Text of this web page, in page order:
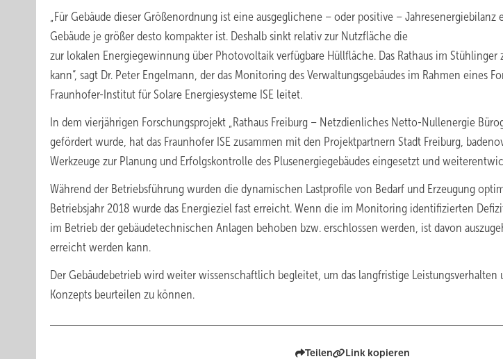
„Für Gebäude dieser Größenordnung ist eine ausgeglichene – oder positive – Jahresenergiebilanz
Gebäude je größer desto kompakter ist. Deshalb sinkt relativ zur Nutzfläche die
zur lokalen Energiegewinnung über Photovoltaik verfügbare Hüllfläche. Das Rathaus im Stühlinger
kann“, sagt Dr. Peter Engelmann, der das Monitoring des Verwaltungsgebäudes im Rahmen eines
Fraunhofer-Institut für Solare Energiesysteme ISE leitet.
In dem vierjährigen Forschungsprojekt „Rathaus Freiburg – Netz­dienliches Netto-Nullenergie
gefördert wurde, hat das Fraunhofer ISE zusammen mit den Projektpartnern Stadt Freiburg,
Werkzeuge zur Planung und Erfolgskontrolle des Plusenergiegebäudes eingesetzt und
Während der Betriebsführung wurden die dyna­mischen Lastprofile von Bedarf und Erzeugung
Betriebsjahr 2018 wurde das Energieziel fast erreicht. Wenn die im Monitoring identifizierten
im Betrieb der gebäudetech­nischen Anlagen behoben bzw. erschlossen werden, ist davon
erreicht werden kann.
Der Gebäudebetrieb wird weiter wissenschaftlich begleitet, um das langfristige Leistungsverhalten
Konzepts beurteilen zu können.
Teilen Link kopieren